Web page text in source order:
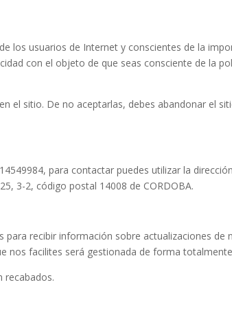
los usuarios de Internet y conscientes de la
con el objeto de que seas consciente de la
el sitio. De no aceptarlas, debes abandonar el
para contactar puedes utilizar la
3-2, código postal 14008 de CORDOBA.
recibir información sobre actualizaciones de
nos facilites será gestionada de forma
recabados.